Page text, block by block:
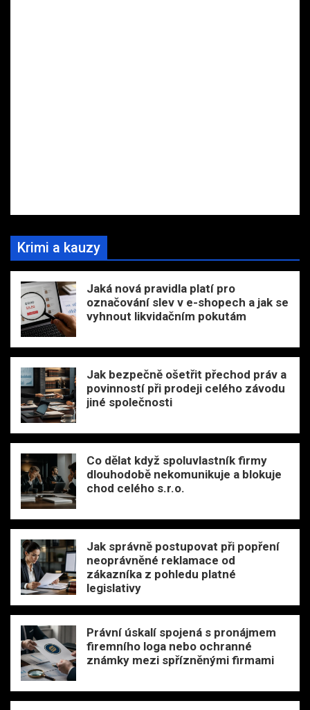
Krimi a kauzy
Jaká nová pravidla platí pro
označování slev v e-shopech a jak se
vyhnout likvidačním pokutám
Jak bezpečně ošetřit přechod práv a
povinností při prodeji celého závodu
jiné společnosti
Co dělat když spoluvlastník firmy
dlouhodobě nekomunikuje a blokuje
chod celého s.r.o.
Jak správně postupovat při popření
neoprávněné reklamace od
zákazníka z pohledu platné
legislativy
Právní úskalí spojená s pronájmem
firemního loga nebo ochranné
známky mezi spřízněnými firmami